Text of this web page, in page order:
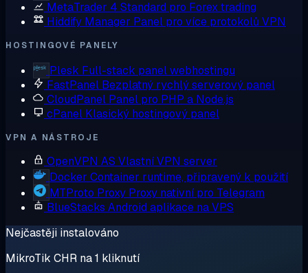
MetaTrader 4 Standard pro Forex trading
Hiddify Manager Panel pro více protokolů VPN
HOSTINGOVÉ PANELY
Plesk Full-stack panel webhostingu
FastPanel Bezplatný rychlý serverový panel
CloudPanel Panel pro PHP a Node.js
cPanel Klasický hostingový panel
VPN A NÁSTROJE
OpenVPN AS Vlastní VPN server
Docker Container runtime, připravený k použití
MTProto Proxy Proxy nativní pro Telegram
BlueStacks Android aplikace na VPS
Nejčastěji instalováno
MikroTik CHR na 1 kliknutí